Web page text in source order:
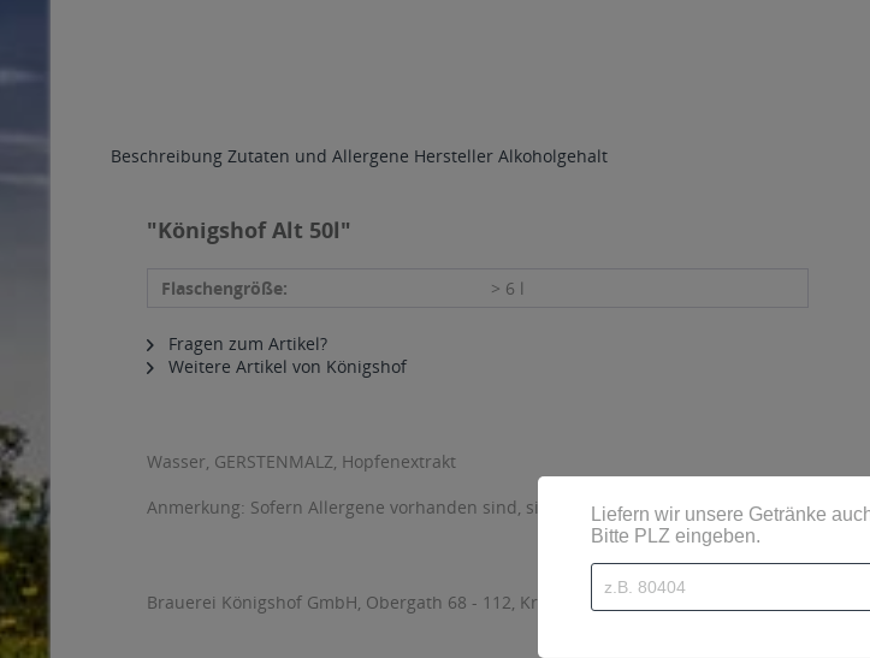
Beschreibung Zutaten und Allergene Hersteller Alkoholgehalt
"Königshof Alt 50l"
Flaschengröße: > 6 l
Fragen zum Artikel?
Weitere Artikel von Königshof
Wasser, GERSTENMALZ, Hopfenextrakt
Anmerkung: Sofern Allergene vorhanden sind, sind diese mittels Großbuchstaben
Brauerei Königshof GmbH, Obergath 68 - 112, Krefeld